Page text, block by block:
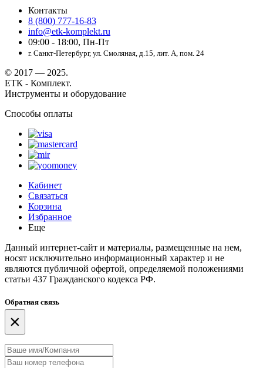
Контакты
8 (800) 777-16-83
info@etk-komplekt.ru
09:00 - 18:00, Пн-Пт
г. Санкт-Петербург, ул. Смоляная, д.15, лит. А, пом. 24
© 2017 — 2025.
ЕТК - Комплект.
Инструменты и оборудование
Способы оплаты
Кабинет
Связаться
Корзина
Избранное
Еще
Данный интернет-сайт и материалы, размещенные на нем,
носят исключительно информационный характер и не
являются публичной офертой, определяемой положениями
статьи 437 Гражданского кодекса РФ.
Обратная связь
×